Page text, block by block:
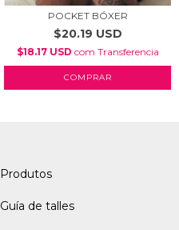
POCKET BÓXER
$20.19 USD
$18.17 USD com Transferencia
COMPRAR
Produtos
Guía de talles